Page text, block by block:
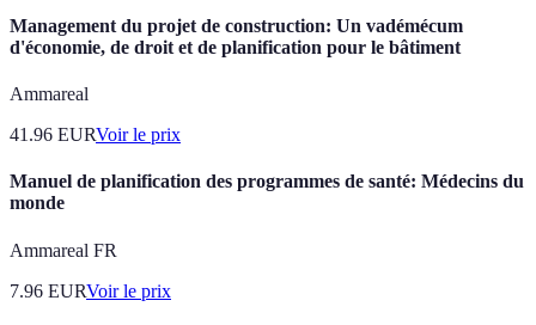
Management du projet de construction: Un vadémécum
d'économie, de droit et de planification pour le bâtiment
Ammareal
41.96 EURVoir le prix
Manuel de planification des programmes de santé: Médecins du
monde
Ammareal FR
7.96 EURVoir le prix